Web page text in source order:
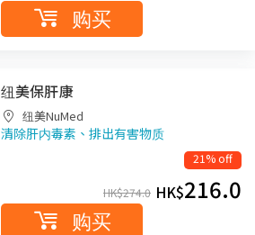
购买
纽美保肝康
纽美NuMed
清除肝内毒素、排出有害物质
21% off
HK$274.0 HK$216.0
购买